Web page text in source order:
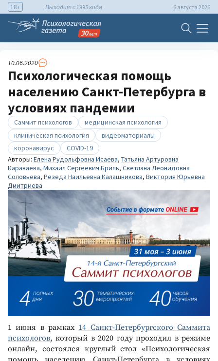
18+ Выходит с 1995 года 6 августа 2026
10.06.2020
Психологическая помощь
населению Санкт-Петербурга в
условиях пандемии
Саммит психологов
медицинская психология
клиническая психология
видеоматериалы
коронавирус
COVID-19
Авторы: Елена Рудольфовна Исаева, Татьяна Артуровна
Караваева, Михаил Сергеевич Бриль, Светлана Леонидовна
Соловьева, Резеда Наильевна Калашникова, Виктория Юрьевна
Дмитриева
1 июня в рамках 14 Санкт-Петербургского Саммита
психологов, который в 2020 году проходил в режиме
онлайн, состоялся круглый стол «Психологическая